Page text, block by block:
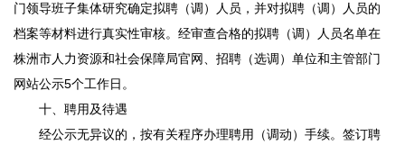
门领导班子集体研究确定拟聘（调）人员，并对拟聘（调）人员的
档案等材料进行真实性审核。经审查合格的拟聘（调）人员名单在
株洲市人力资源和社会保障局官网、招聘（选调）单位和主管部门
网站公示5个工作日。
十、聘用及待遇
经公示无异议的，按有关程序办理聘用（调动）手续。签订聘